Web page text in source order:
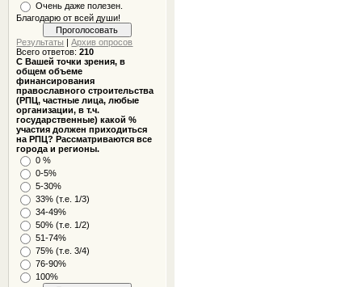
Очень даже полезен.
Благодарю от всей души!
Результаты |Архив опросов
Всего ответов:210
С Вашей точки зрения, в
общем объеме
финансирования
православного строительства
(РПЦ, частные лица, любые
организации, в т.ч.
государственные) какой %
участия должен приходиться
на РПЦ? Рассматриваются все
города и регионы.
0 %
0-5%
5-30%
33% (т.е. 1/3)
34-49%
50% (т.е. 1/2)
51-74%
75% (т.е. 3/4)
76-90%
100%